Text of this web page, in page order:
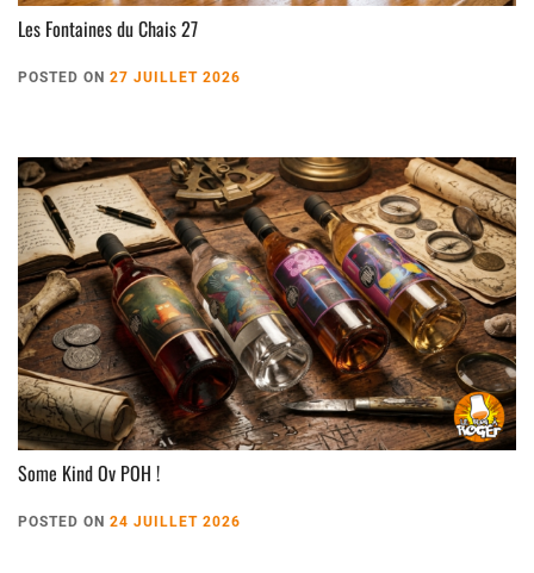
Les Fontaines du Chais 27
POSTED ON 27 JUILLET 2026
Some Kind Ov POH !
POSTED ON 24 JUILLET 2026